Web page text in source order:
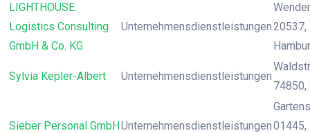
LIGHTHOUSE
Logistics Consulting
GmbH & Co. KG
Unternehmensdienstleistungen20537,
Sylvia Kepler-Albert Unternehmensdienstleistungen
74850,
Sieber Personal GmbHUnternehmensdienstleistungen01445,